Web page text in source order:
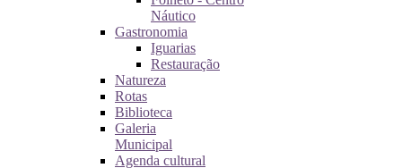
Náutico
Gastronomia
Iguarias
Restauração
Natureza
Rotas
Biblioteca
Galeria
Municipal
Agenda cultural